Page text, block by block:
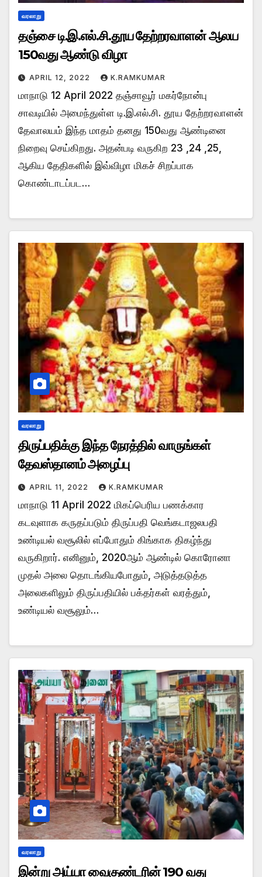
வரலாறு
தஞ்சை டி.இ.எல்.சி.தூய தேற்றரவாளன் ஆலய
150வது ஆண்டு விழா
APRIL 12, 2022 K.RAMKUMAR
மாநாடு 12 April 2022 தஞ்சாவூர் மகர்நோன்பு
சாவடியில் அமைந்துள்ள டி.இ.எல்.சி. தூய தேற்றரவாளன்
தேவாலயம் இந்த மாதம் தனது 150வது ஆண்டினை
நிறைவு செய்கிறது. அதன்படி வருகிற 23 ,24 ,25,
ஆகிய தேதிகளில் இவ்விழா மிகச் சிறப்பாக
கொண்டாடப்பட…
வரலாறு
திருப்பதிக்கு இந்த நேரத்தில் வாருங்கள்
தேவஸ்தானம் அழைப்பு
APRIL 11, 2022 K.RAMKUMAR
மாநாடு 11 April 2022 மிகப்பெரிய பணக்கார
கடவுளாக கருதப்படும் திருப்பதி வெங்கடாஜலபதி
உண்டியல் வசூலில் எப்போதும் கிங்காக திகழ்ந்து
வருகிறார். எனினும், 2020ஆம் ஆண்டில் கொரோனா
முதல் அலை தொடங்கியபோதும், அடுத்தடுத்த
அலைகளிலும் திருப்பதியில் பக்தர்கள் வரத்தும்,
உண்டியல் வசூலும்…
வரலாறு
இன்று அய்யா வைகுண்டரின் 190 வது